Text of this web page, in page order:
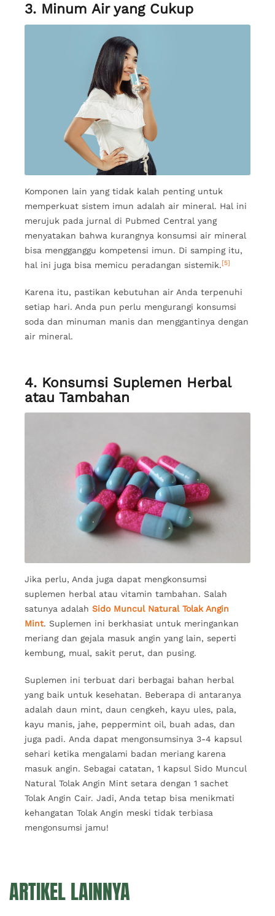
3. Minum Air yang Cukup
Komponen lain yang tidak kalah penting untuk
memperkuat sistem imun adalah air mineral. Hal ini
merujuk pada jurnal di Pubmed Central yang
menyatakan bahwa kurangnya konsumsi air mineral
bisa mengganggu kompetensi imun. Di samping itu,
hal ini juga bisa memicu peradangan sistemik.[5]
Karena itu, pastikan kebutuhan air Anda terpenuhi
setiap hari. Anda pun perlu mengurangi konsumsi
soda dan minuman manis dan menggantinya dengan
air mineral.
4. Konsumsi Suplemen Herbal
atau Tambahan
Jika perlu, Anda juga dapat mengkonsumsi
suplemen herbal atau vitamin tambahan. Salah
satunya adalah Sido Muncul Natural Tolak Angin
Mint. Suplemen ini berkhasiat untuk meringankan
meriang dan gejala masuk angin yang lain, seperti
kembung, mual, sakit perut, dan pusing.
Suplemen ini terbuat dari berbagai bahan herbal
yang baik untuk kesehatan. Beberapa di antaranya
adalah daun mint, daun cengkeh, kayu ules, pala,
kayu manis, jahe, peppermint oil, buah adas, dan
juga padi. Anda dapat mengonsumsinya 3-4 kapsul
sehari ketika mengalami badan meriang karena
masuk angin. Sebagai catatan, 1 kapsul Sido Muncul
Natural Tolak Angin Mint setara dengan 1 sachet
Tolak Angin Cair. Jadi, Anda tetap bisa menikmati
kehangatan Tolak Angin meski tidak terbiasa
mengonsumsi jamu!
ARTIKEL LAINNYA